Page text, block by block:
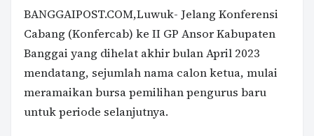
BANGGAIPOST.COM,Luwuk- Jelang Konferensi
Cabang (Konfercab) ke II GP Ansor Kabupaten
Banggai yang dihelat akhir bulan April 2023
mendatang, sejumlah nama calon ketua, mulai
meramaikan bursa pemilihan pengurus baru
untuk periode selanjutnya.